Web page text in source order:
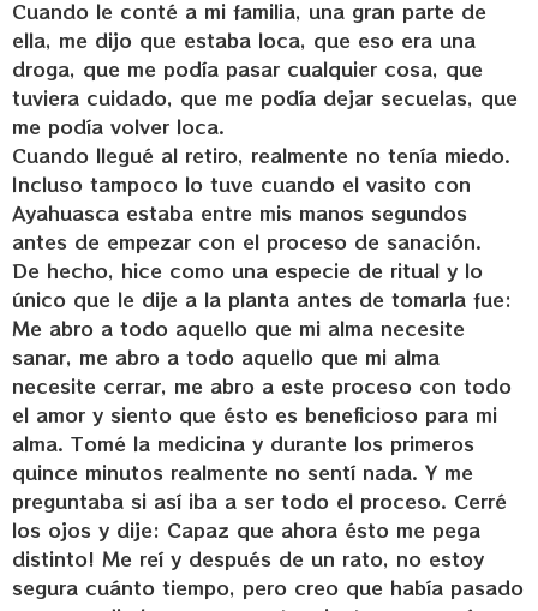
Cuando le conté a mi familia, una gran parte de
ella, me dijo que estaba loca, que eso era una
droga, que me podía pasar cualquier cosa, que
tuviera cuidado, que me podía dejar secuelas, que
me podía volver loca.
Cuando llegué al retiro, realmente no tenía miedo.
Incluso tampoco lo tuve cuando el vasito con
Ayahuasca estaba entre mis manos segundos
antes de empezar con el proceso de sanación.
De hecho, hice como una especie de ritual y lo
único que le dije a la planta antes de tomarla fue:
Me abro a todo aquello que mi alma necesite
sanar, me abro a todo aquello que mi alma
necesite cerrar, me abro a este proceso con todo
el amor y siento que ésto es beneficioso para mi
alma. Tomé la medicina y durante los primeros
quince minutos realmente no sentí nada. Y me
preguntaba si así iba a ser todo el proceso. Cerré
los ojos y dije: Capaz que ahora ésto me pega
distinto! Me reí y después de un rato, no estoy
segura cuánto tiempo, pero creo que había pasado